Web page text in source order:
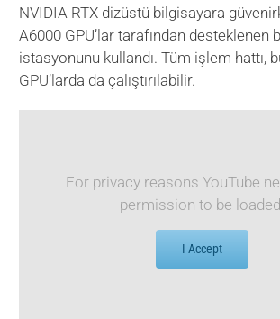
NVIDIA RTX dizüstü bilgisayara
A6000 GPU’lar tarafından desteklenen
istasyonunu kullandı. Tüm işlem hattı,
GPU’larda da çalıştırılabilir.
For privacy reasons YouTube
permission to be loaded.
I Accept